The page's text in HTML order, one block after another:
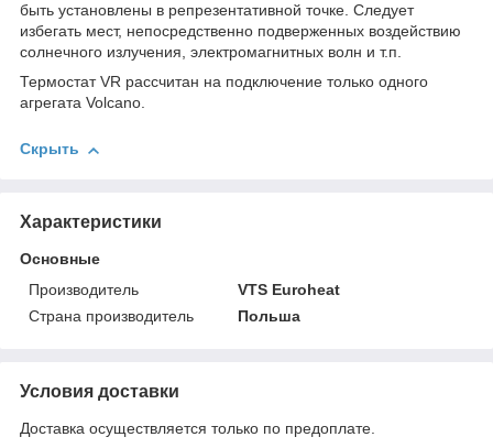
быть установлены в репрезентативной точке. Следует
избегать мест, непосредственно подверженных воздействию
солнечного излучения, электромагнитных волн и т.п.
Термостат VR рассчитан на подключение только одного
агрегата Volcano.
Скрыть
Характеристики
Основные
Производитель
VTS Euroheat
Страна производитель
Польша
Условия доставки
Доставка осуществляется только по предоплате.